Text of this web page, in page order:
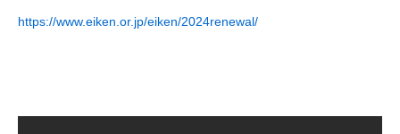
https://www.eiken.or.jp/eiken/2024renewal/